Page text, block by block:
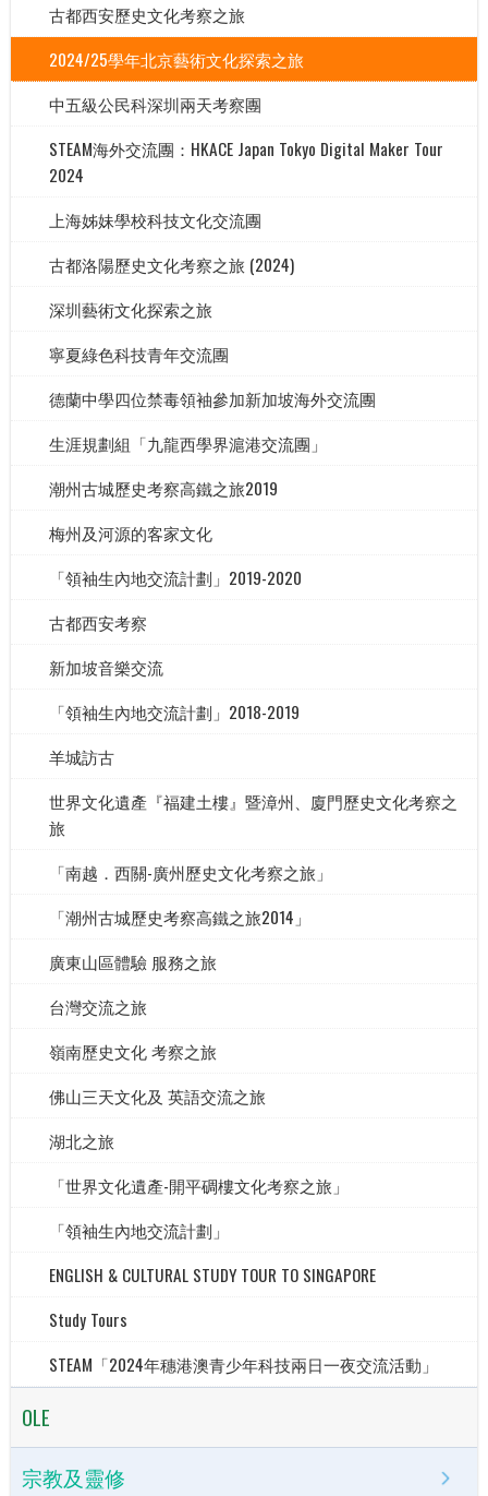
古都西安歷史文化考察之旅
2024/25學年北京藝術文化探索之旅
中五級公民科深圳兩天考察團
STEAM海外交流團：HKACE Japan Tokyo Digital Maker Tour
2024
上海姊妹學校科技文化交流團
古都洛陽歷史文化考察之旅 (2024)
深圳藝術文化探索之旅
寧夏綠色科技青年交流團
德蘭中學四位禁毒領袖參加新加坡海外交流團
生涯規劃組「九龍西學界滬港交流團」
潮州古城歷史考察高鐵之旅2019
梅州及河源的客家文化
「領袖生內地交流計劃」2019-2020
古都西安考察
新加坡音樂交流
「領袖生內地交流計劃」2018-2019
羊城訪古
世界文化遺產『福建土樓』暨漳州、廈門歷史文化考察之
旅
「南越．西關-廣州歷史文化考察之旅」
「潮州古城歷史考察高鐵之旅2014」
廣東山區體驗 服務之旅
台灣交流之旅
嶺南歷史文化 考察之旅
佛山三天文化及 英語交流之旅
湖北之旅
「世界文化遺產-開平碉樓文化考察之旅」
「領袖生內地交流計劃」
ENGLISH & CULTURAL STUDY TOUR TO SINGAPORE
Study Tours
STEAM「2024年穗港澳青少年科技兩日一夜交流活動」
OLE
宗教及靈修